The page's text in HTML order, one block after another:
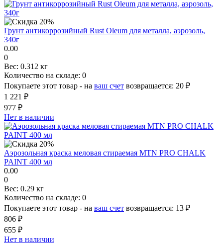
Грунт антикоррозийный Rust Oleum для металла, аэрозоль,
340г
0.00
0
Вес: 0.312 кг
Количество на складе: 0
Покупаете этот товар - на ваш счет возвращается: 20 ₽
1 221 ₽
977 ₽
Нет в наличии
Аэрозольная краска меловая стираемая MTN PRO CHALK
PAINT 400 мл
0.00
0
Вес: 0.29 кг
Количество на складе: 0
Покупаете этот товар - на ваш счет возвращается: 13 ₽
806 ₽
655 ₽
Нет в наличии